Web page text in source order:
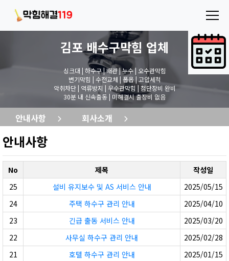
김포 배수구막힘 업체
싱크대 | 하수구 | 배관 | 누수 | 오수관막힘
변기막힘 | 수전교체 | 폽옵 | 고압세척
악취차단 | 역류방지 | 우수관막힘 | 첨단장비 완비
30분 내 신속출동 | 미해결시 출장비 없음
안내사항 회사소개
안내사항
No 제목
작성일
25
설비 유지보수 및 AS 서비스 안내
2025/05/15
24
주택 하수구 관리 안내
2025/04/10
23
긴급 출동 서비스 안내
2025/03/20
22
사무실 하수구 관리 안내
2025/02/28
21
호텔 하수구 관리 안내 2025/01/15